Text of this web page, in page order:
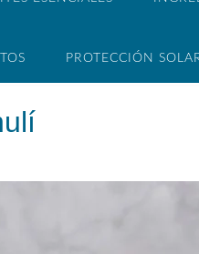
PROTECCIÓN